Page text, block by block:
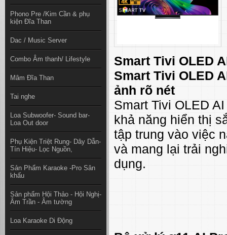
Phono Pre /Kim Cần & phụ
kiện Đĩa Than
Dac / Music Server
Combo Âm thanh/ Lifestyle
Mâm Đĩa Than
Tai nghe
Loa Subwoofer- Sound bar-
Loa Out door
Phụ Kiện Triệt Rung- Dây Dẫn-
Tín Hiệu- Lọc Nguồn,
Sản Phẩm Karaoke -Pro Sân
khấu
Sản phẩm Hội Thảo - Hội Nghị-
Âm Trần - Âm tường
Loa Karaoke Di Động
Smart Tivi OLED
Smart Tivi OLED
ảnh rõ nét
Smart Tivi OLED
khả năng hiển thị
tập trung vào việc
và mang lại trải
dụng.